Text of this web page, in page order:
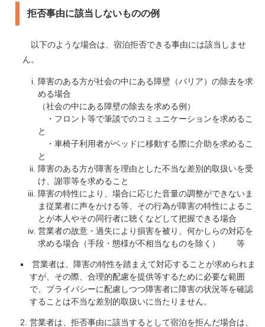
拒否事由に該当しないものの例
以下のような場合は、宿泊拒否できる事由には該当しませ
ん。
障害のある方が社会の中にある障壁（バリア）の除去を求
める場合
（社会の中にある障壁の除去を求める例）
・フロント等で筆談でのコミュニケーションを求めるこ
と
・車椅子利用者がベッドに移動する際に介助を求めるこ
と
障害のある方が障害を理由とした不当な差別的取扱いを受
け、謝罪等を求めること
障害の特性により、場合に応じた音量の調整ができないま
ま従業者に声をかける等、その行為が障害の特性によるこ
とが本人やその同行者に聴くなどして把握できる場合
営業者の故意・過失により損害を被り、何かしらの対応を
求める場合（手段・態様が不相当なものを除く） 等
営業者は、障害の特性を踏まえて対応することが求められま
すが、その際、合理的配慮を提供等するために必要な範囲
で、プライバシーに配慮しつつ障害者に障害の状況等を確認
することは不当な差別的取扱いに当たりません。
営業者は、拒否事由に該当するとして宿泊を拒んだ場合は、